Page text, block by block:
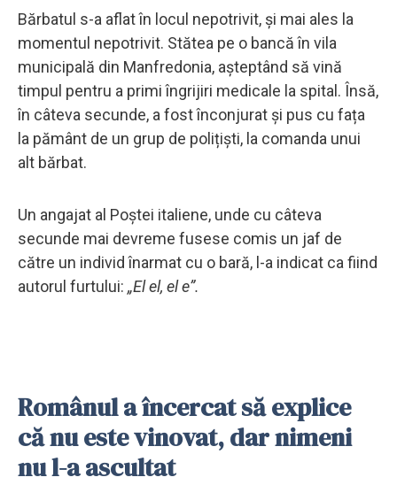
Bărbatul s-a aflat în locul nepotrivit, și mai ales la
momentul nepotrivit. Stătea pe o bancă în vila
municipală din Manfredonia, așteptând să vină
timpul pentru a primi îngrijiri medicale la spital. Însă,
în câteva secunde, a fost înconjurat și pus cu fața
la pământ de un grup de polițiști, la comanda unui
alt bărbat.
Un angajat al Poștei italiene, unde cu câteva
secunde mai devreme fusese comis un jaf de
către un individ înarmat cu o bară, l-a indicat ca fiind
autorul furtului: „El el, el e”.
Românul a încercat să explice
că nu este vinovat, dar nimeni
nu l-a ascultat